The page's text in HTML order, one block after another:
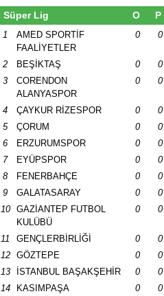
Süper Lig O P
1
AMED SPORTİF
FAALİYETLER
0 0
2 BEŞİKTAŞ 0
0
3
CORENDON
ALANYASPOR
0 0
4 ÇAYKUR RİZESPOR 0
0
5
ÇORUM 0
0
6
ERZURUMSPOR 0
0
7
EYÜPSPOR 0
0
8
FENERBAHÇE 0
0
9
GALATASARAY 0
0
10
GAZİANTEP FUTBOL
KULÜBÜ
0 0
11 GENÇLERBİRLİĞİ 0
0
12
GÖZTEPE 0
0
13
İSTANBUL BAŞAKŞEHİR 0
0
14
KASIMPAŞA 0 0